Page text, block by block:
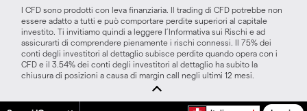
I CFD sono prodotti con leva finanziaria. Il trading di CFD potrebbe non
essere adatto a tutti e può comportare perdite superiori al capitale
investito. Ti invitiamo quindi a leggere l’Informativa sui Rischi e ad
assicurarti di comprendere pienamente i rischi connessi. Il 75% dei
conti degli investitori al dettaglio subisce perdite quando opera con i
CFD e il 3.54% dei conti degli investitori al dettaglio ha subito la
chiusura di posizioni a causa di margin call negli ultimi 12 mesi.